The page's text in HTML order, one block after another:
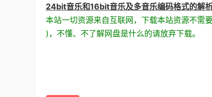
24bit音乐和16bit音乐及多音乐编码格式的解
本站一切资源来自互联网，下载本站资源不需
)，不懂、不了解网盘是什么的请放弃下载。